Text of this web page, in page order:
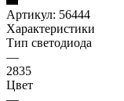
Артикул: 56444
Характеристики
Тип светодиода
—
2835
Цвет